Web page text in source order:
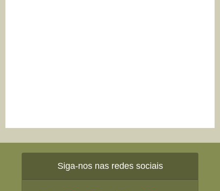
Siga-nos nas redes sociais